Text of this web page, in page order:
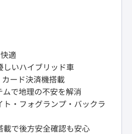
適
しいハイブリッド車
カード決済機搭載
ムで地理の不安を解消
ト・フォグランプ・バックラ
載で後方安全確認も安心